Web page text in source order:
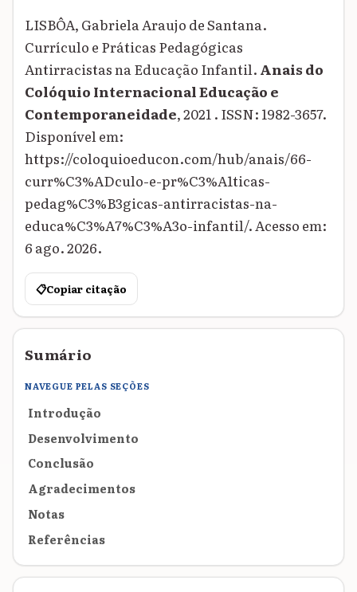
LISBÔA, Gabriela Araujo de Santana.
Currículo e Práticas Pedagógicas
Antirracistas na Educação Infantil. Anais do
Colóquio Internacional Educação e
Contemporaneidade, 2021 . ISSN: 1982-3657.
Disponível em:
https://coloquioeducon.com/hub/anais/66-
curr%C3%ADculo-e-pr%C3%A1ticas-
pedag%C3%B3gicas-antirracistas-na-
educa%C3%A7%C3%A3o-infantil/. Acesso em:
6 ago. 2026.
📋Copiar citação
Sumário
NAVEGUE PELAS SEÇÕES
Introdução
Desenvolvimento
Conclusão
Agradecimentos
Notas
Referências